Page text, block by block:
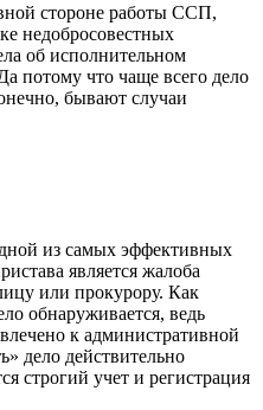
стороне работы ССП,
недобросовестных
об исполнительном
потому что чаще всего дело
бывают случаи
из самых эффективных
является жалоба
или прокурору. Как
обнаруживается, ведь
к административной
дело действительно
строгий учет и регистрация